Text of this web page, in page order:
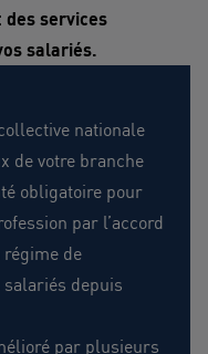
des services
salariés.
nationale
de votre branche
obligatoire pour
par l’accord
régime de
salariés depuis
par plusieurs